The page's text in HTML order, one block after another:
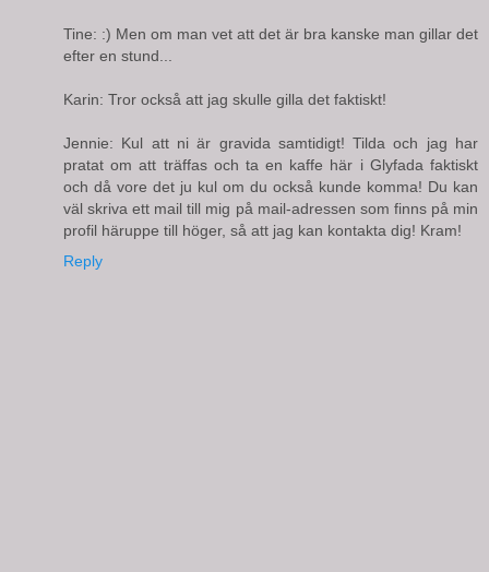
Tine: :) Men om man vet att det är bra kanske man gillar det
efter en stund...
Karin: Tror också att jag skulle gilla det faktiskt!
Jennie: Kul att ni är gravida samtidigt! Tilda och jag har
pratat om att träffas och ta en kaffe här i Glyfada faktiskt
och då vore det ju kul om du också kunde komma! Du kan
väl skriva ett mail till mig på mail-adressen som finns på min
profil häruppe till höger, så att jag kan kontakta dig! Kram!
Reply